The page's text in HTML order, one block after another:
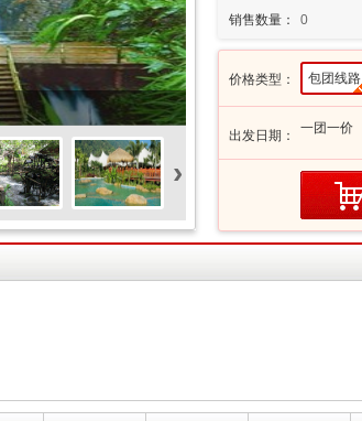
›
销售数量：
0
价格类型： 包团线路
出发日期： 一团一价